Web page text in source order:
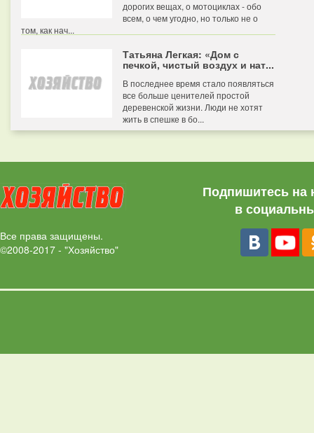
дорогих вещах, о мотоциклах - обо
всем, о чем угодно, но только не о
том, как нач...
Татьяна Легкая: «Дом с
печкой, чистый воздух и нат...
В последнее время стало появляться
все больше ценителей простой
деревенской жизни. Люди не хотят
жить в спешке в бо...
Все права защищены.
©2008-2017 - "Хозяйство"
Подпишитесь на
в